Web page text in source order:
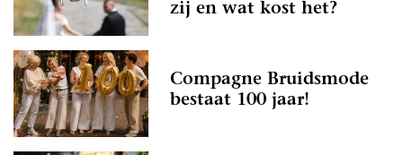
zij en wat kost het?
Compagne Bruidsmode
bestaat 100 jaar!